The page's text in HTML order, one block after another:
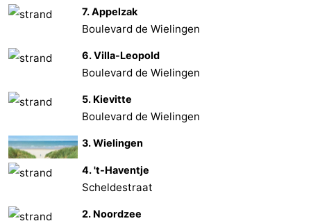
Wenduine
Météo 7. Appelzak
Boulevard de Wielingen
6. Villa-Leopold
Boulevard de Wielingen
5. Kievitte
Boulevard de Wielingen
3. Wielingen
4. 't-Haventje
Scheldestraat
2. Noordzee